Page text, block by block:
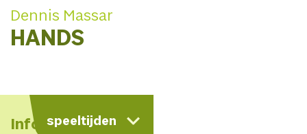
Dennis Massar
HANDS
speeltijden
kaart
Info